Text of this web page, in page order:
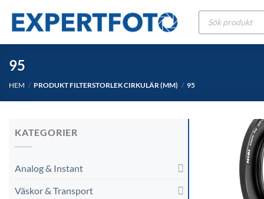
Produktsökning
95
HEM / PRODUKT FILTERSTORLEK CIRKULÄR (MM) / 95
KATEGORIER
Analog & Instant
Väskor & Transport